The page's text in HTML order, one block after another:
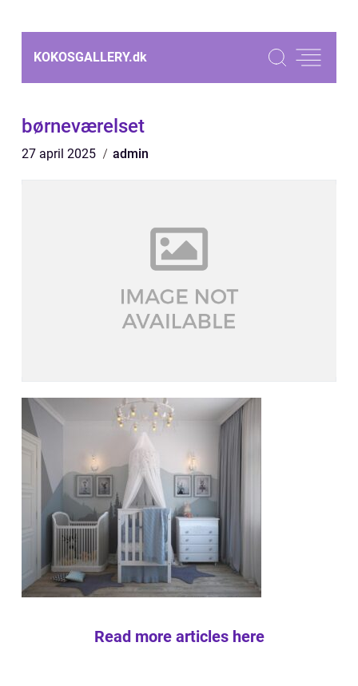
KOKOSGALLERY.dk
børneværelset
27 april 2025 admin
Read more articles here